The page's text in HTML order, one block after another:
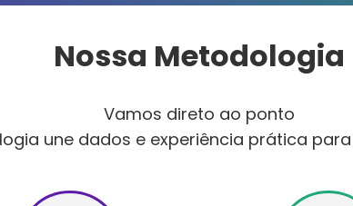
Nossa Metodologia
Vamos direto ao ponto
une dados e experiência prática